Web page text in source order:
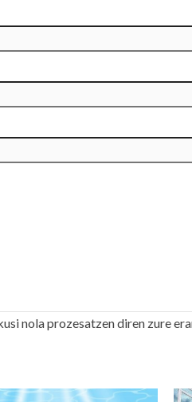
nola prozesatzen diren zure